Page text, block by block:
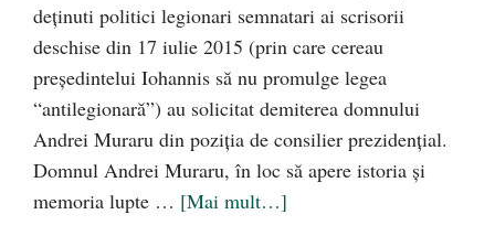
deţinuti politici legionari semnatari ai scrisorii
deschise din 17 iulie 2015 (prin care cereau
preşedintelui Iohannis să nu promulge legea
“antilegionară”) au solicitat demiterea domnului
Andrei Muraru din poziţia de consilier prezidenţial.
Domnul Andrei Muraru, în loc să apere istoria şi
memoria lupte … [Mai mult…]